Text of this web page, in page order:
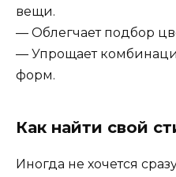
вещи.
— Облегчает подбор
— Упрощает
форм.
Как найти свой
Иногда не хочется